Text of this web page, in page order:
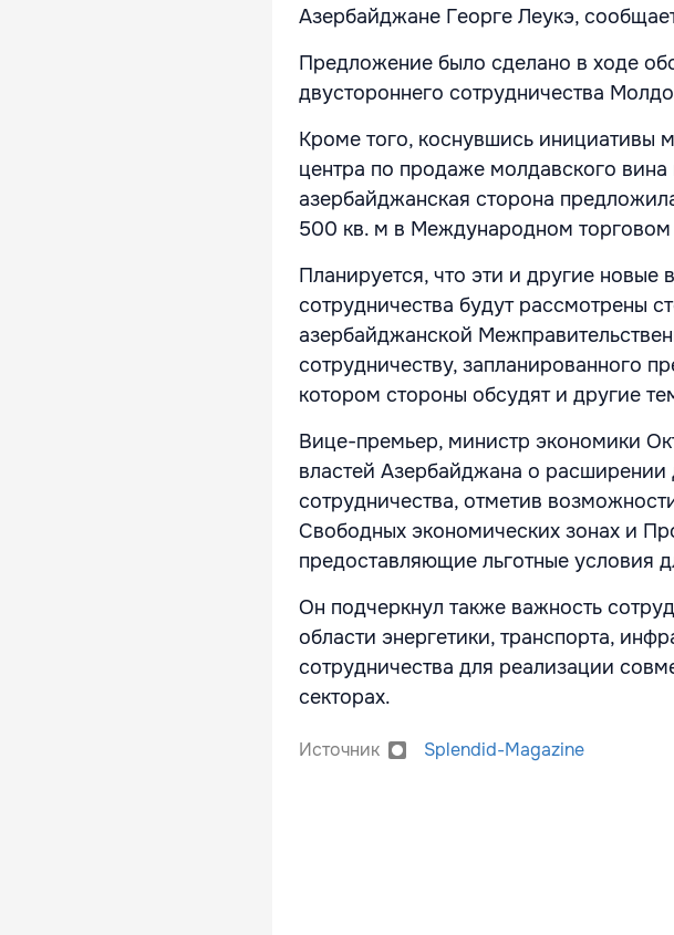
Азербайджане Георге Леукэ,
Предложение было сделано в ходе
двустороннего сотрудничества
Кроме того, коснувшись инициативы
центра по продаже молдавского
азербайджанская сторона
500 кв. м в Международном торговом
Планируется, что эти и другие
сотрудничества будут рассмотрены
азербайджанской
сотрудничеству, запланированного
котором стороны обсудят и другие
Вице-премьер, министр экономики
властей Азербайджана о расширении
сотрудничества, отметив
Свободных экономических зонах и
предоставляющие льготные условия
Он подчеркнул также важность
области энергетики, транспорта,
сотрудничества для реализации
секторах.
Источник Splendid-Magazine